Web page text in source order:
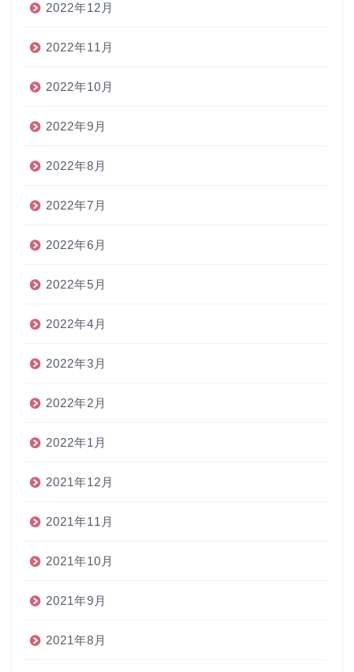
2022年12月
2022年11月
2022年10月
2022年9月
2022年8月
2022年7月
2022年6月
2022年5月
2022年4月
2022年3月
2022年2月
2022年1月
2021年12月
2021年11月
2021年10月
2021年9月
2021年8月